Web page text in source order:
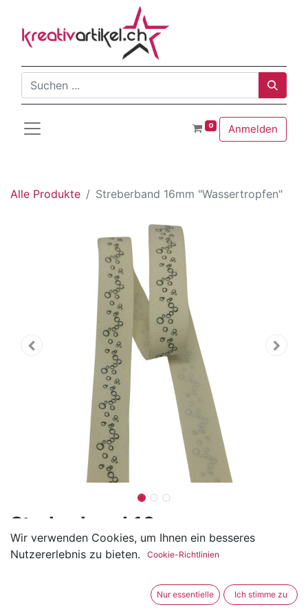
0 Anmelden
Alle Produkte Streberband 16mm "Wassertropfen"
Streberband 16mm
"Wassertropfen"
Das Streberband ist aus Baumwolle und ideal um eine
Wir verwenden Cookies, um Ihnen ein besseres
Nutzererlebnis zu bieten.
Cookie-Richtlinien
Nur essentielle Ich stimme zu